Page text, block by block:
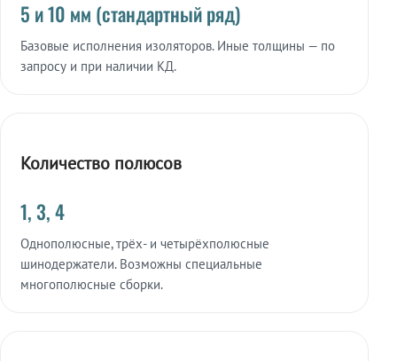
5 и 10 мм (стандартный ряд)
Базовые исполнения изоляторов. Иные толщины — по
запросу и при наличии КД.
Количество полюсов
1, 3, 4
Однополюсные, трёх- и четырёхполюсные
шинодержатели. Возможны специальные
многополюсные сборки.